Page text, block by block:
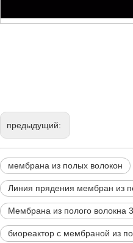
предыдущий:
мембрана из полых волокон
Линия прядения мембран из
Мембрана из полого волокна
биореактор с мембраной из